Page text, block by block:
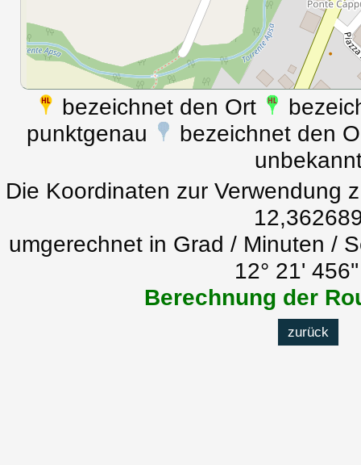
bezeichnet den Ort
punktgenau
bezeichnet den
Die Koordinaten zur Verwendung
umgerechnet in Grad / Minuten /
12° 21'
Berechnung der